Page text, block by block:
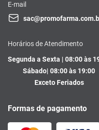
E-mail
Horários de Atendimento
Segunda a Sexta | 08:00 às
Sábado| 08:00 às 19:00
Exceto Feriados
Formas de pagamento